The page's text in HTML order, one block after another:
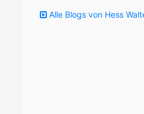
Alle Blogs von Hess